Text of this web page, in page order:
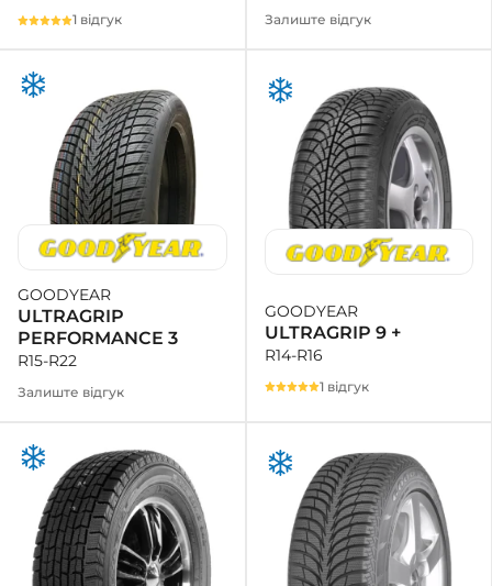
1 відгук Залиште відгук
GOODYEAR
ULTRAGRIP
PERFORMANCE 3
R15-R22
Залиште відгук
GOODYEAR
ULTRAGRIP 9 +
R14-R16
1 відгук